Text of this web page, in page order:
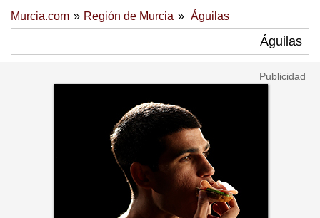
Murcia.com Región de Murcia Águilas
Águilas